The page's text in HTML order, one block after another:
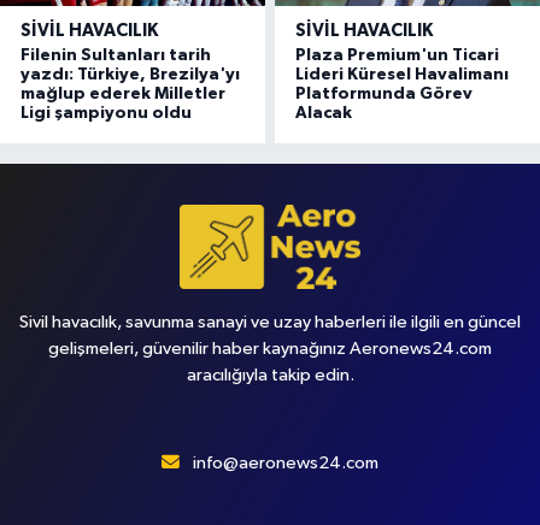
SIVIL HAVACILIK
Filenin Sultanları tarih
yazdı: Türkiye, Brezilya'yı
mağlup ederek Milletler
Ligi şampiyonu oldu
SIVIL HAVACILIK
Plaza Premium'un Ticari
Lideri Küresel Havalimanı
Platformunda Görev
Alacak
Sivil havacılık, savunma sanayi ve uzay haberleri ile ilgili en güncel
gelişmeleri, güvenilir haber kaynağınız Aeronews24.com
aracılığıyla takip edin.
info@aeronews24.com